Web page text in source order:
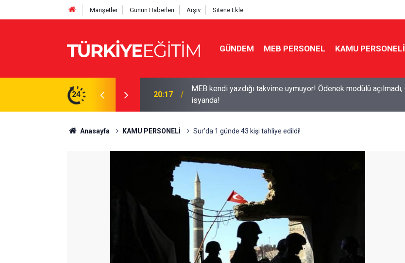
Manşetler Günün Haberleri Arşiv Sitene Ekle
GÜNDEM MEB PERSONEL KAMU PERSONELİ
24
Ödenek modülü açılmadı, Okul müdürleri
19:50 2026-2027 ücretli öğretmenlik: Kimler başvurabilir, nasıl yapılır?
Anasayfa KAMU PERSONELİ Sur'da 1 günde 43 kişi tahliye edildi!